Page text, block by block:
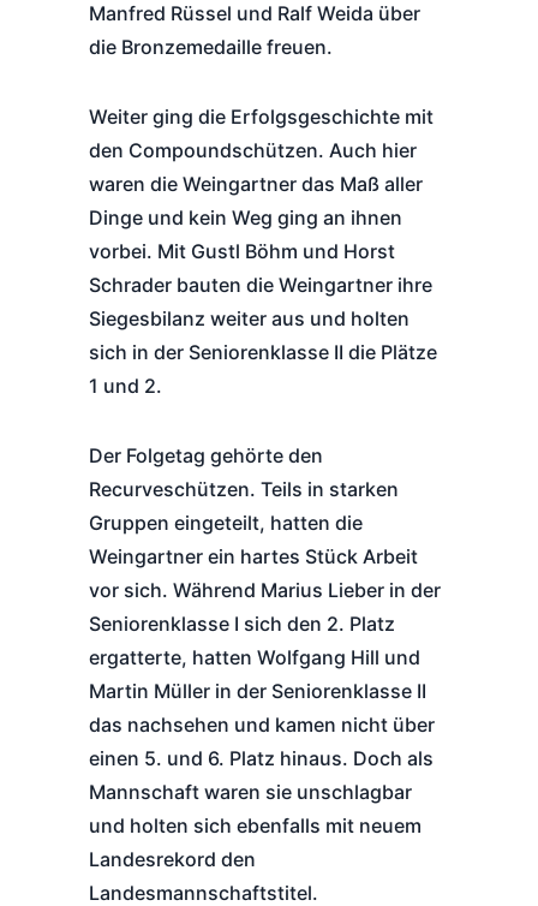
Manfred Rüssel und Ralf Weida über
die Bronzemedaille freuen.
Weiter ging die Erfolgsgeschichte mit
den Compoundschützen. Auch hier
waren die Weingartner das Maß aller
Dinge und kein Weg ging an ihnen
vorbei. Mit Gustl Böhm und Horst
Schrader bauten die Weingartner ihre
Siegesbilanz weiter aus und holten
sich in der Seniorenklasse II die Plätze
1 und 2.
Der Folgetag gehörte den
Recurveschützen. Teils in starken
Gruppen eingeteilt, hatten die
Weingartner ein hartes Stück Arbeit
vor sich. Während Marius Lieber in der
Seniorenklasse I sich den 2. Platz
ergatterte, hatten Wolfgang Hill und
Martin Müller in der Seniorenklasse II
das nachsehen und kamen nicht über
einen 5. und 6. Platz hinaus. Doch als
Mannschaft waren sie unschlagbar
und holten sich ebenfalls mit neuem
Landesrekord den
Landesmannschaftstitel.